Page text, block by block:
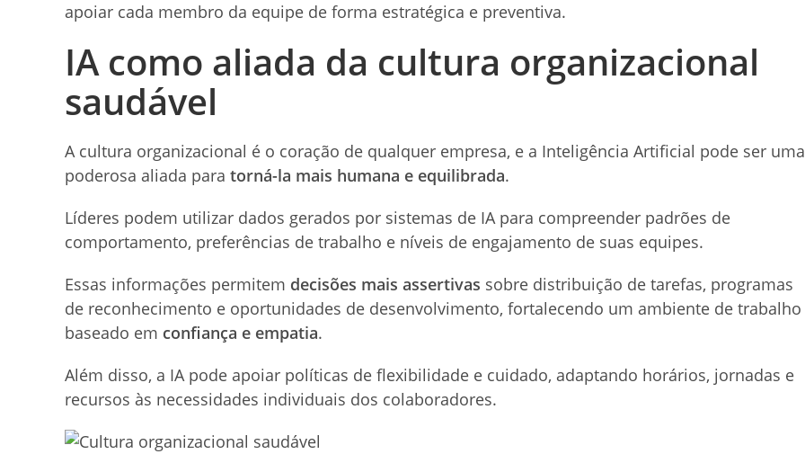
apoiar cada membro da equipe de forma estratégica e preventiva.
IA como aliada da cultura organizacional
saudável
A cultura organizacional é o coração de qualquer empresa, e a Inteligência Artificial pode ser uma
poderosa aliada para torná-la mais humana e equilibrada.
Líderes podem utilizar dados gerados por sistemas de IA para compreender padrões de
comportamento, preferências de trabalho e níveis de engajamento de suas equipes.
Essas informações permitem decisões mais assertivas sobre distribuição de tarefas, programas
de reconhecimento e oportunidades de desenvolvimento, fortalecendo um ambiente de trabalho
baseado em confiança e empatia.
Além disso, a IA pode apoiar políticas de flexibilidade e cuidado, adaptando horários, jornadas e
recursos às necessidades individuais dos colaboradores.